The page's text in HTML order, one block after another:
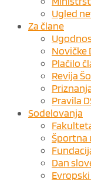
Ugled
Za člane
Novičke
Plačilo
Revija
Pravila
Sodelovanja
Športna
Dan